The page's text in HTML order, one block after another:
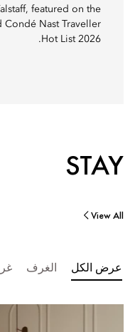
featured on the
Condé Nast Traveller
Hot List 2026.
STAY
View All
عرض الكل الغرف